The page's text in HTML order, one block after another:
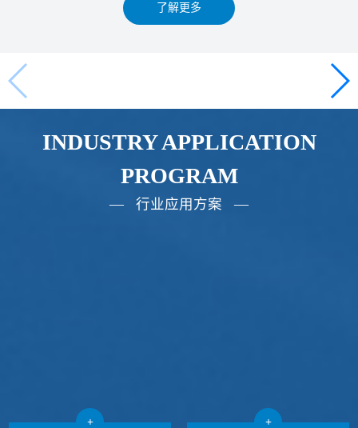
了解更多
INDUSTRY APPLICATION
PROGRAM
— 行业应用方案 —
+ +